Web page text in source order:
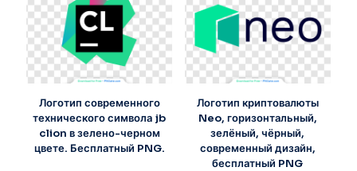
Логотип современного
технического символа jb
clion в зелено-черном
цвете. Бесплатный PNG.
Логотип криптовалюты
Neo, горизонтальный,
зелёный, чёрный,
современный дизайн,
бесплатный PNG